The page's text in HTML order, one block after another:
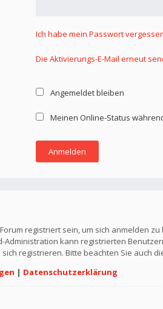
Ich habe mein Passwort
Die Aktivierungs-E-Mail erneut
Angemeldet bleiben
Meinen Online-Status
registriert sein, um sich anmelden
Administration kann registrierten
registrieren. Bitte beachten Sie auch
| Datenschutzerklärung